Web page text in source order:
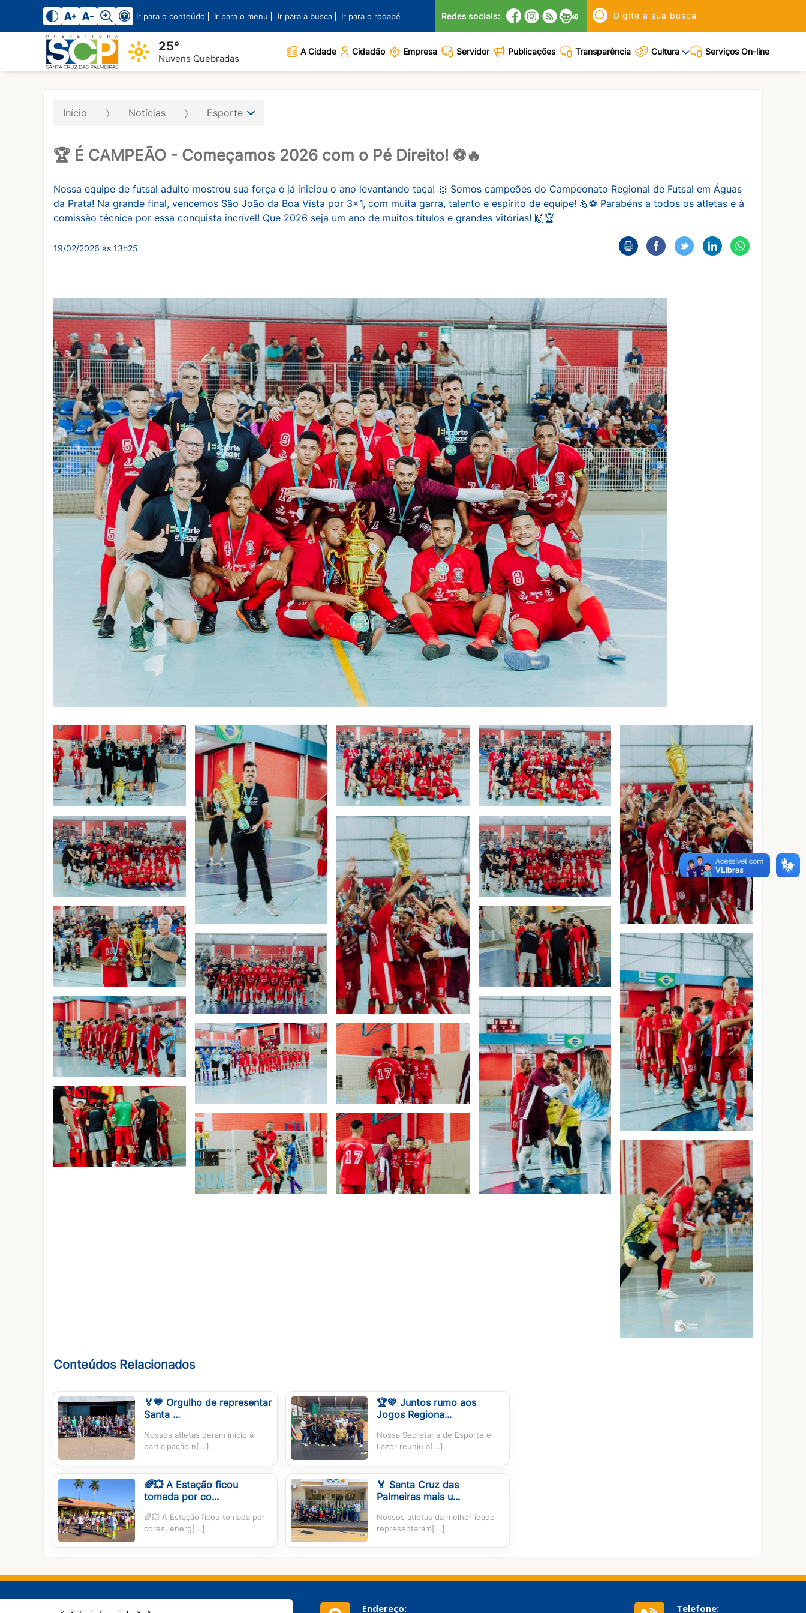
Ir para o conteúdo Ir para o menu Ir para a busca Ir para o rodapé Redes sociais: Pesquisar:
25°
Nuvens Quebradas
A Cidade Cidadão Empresa Servidor Publicações Transparência Cultura Serviços On-line
Início Notícias Esporte
🏆 É CAMPEÃO - Começamos 2026 com o Pé Direito! ⚽🔥
Nossa equipe de futsal adulto mostrou sua força e já iniciou o ano levantando taça! 🥇 Somos campeões do Campeonato Regional de Futsal em Águas
da Prata! Na grande final, vencemos São João da Boa Vista por 3x1, com muita garra, talento e espírito de equipe! 💪⚽ Parabéns a todos os atletas e à
comissão técnica por essa conquista incrível! Que 2026 seja um ano de muitos títulos e grandes vitórias! 🙌🏆
19/02/2026 às 13h25
Conteúdos Relacionados
🏅💙 Orgulho de representar
Santa ...
Nossos atletas deram início à
participação n[...]
🏆💚 Juntos rumo aos
Jogos Regiona...
Nossa Secretaria de Esporte e
Lazer reuniu a[...]
🌈💥 A Estação ficou
tomada por co...
🌈💥 A Estação ficou tomada por
cores, energ[...]
🏅 Santa Cruz das
Palmeiras mais u...
Nossos atletas da melhor idade
representaram[...]
Endereço: Telefone: